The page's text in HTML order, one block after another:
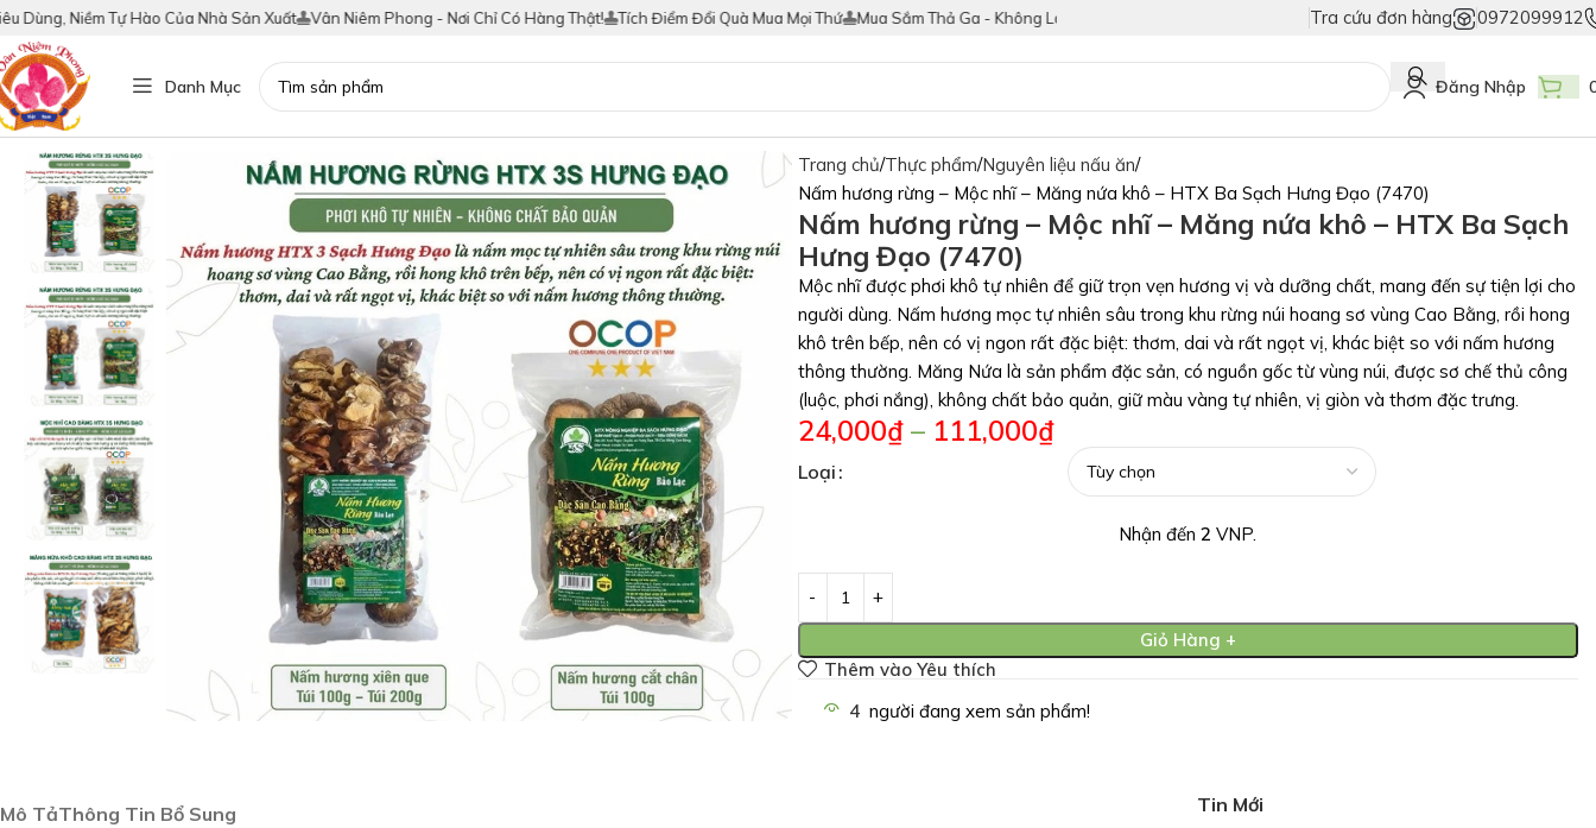
Niềm Tự Hào Của Nhà Sản Xuất Vân Niêm Phong - Nơi Chỉ Có Hàng Thật! Tích Điểm Đổi Quà Mua Mọi Thứ Mua Sắm Thả Ga - Không Lo Hàng Giả Duy Nhất Chỉ Có Tem Vân Niêm Phong - Bảo Vệ Tuyệt Đối Hàng
Tra cứu đơn hàng 0972099912
Danh Mục Đăng Nhập
Trang chủ Thực phẩm Nguyên liệu nấu ăn
Nấm hương rừng – Mộc nhĩ – Măng nứa khô – HTX Ba Sạch Hưng Đạo (7470)
Nấm hương rừng – Mộc nhĩ – Măng nứa khô – HTX Ba Sạch
Hưng Đạo (7470)
Mộc nhĩ được phơi khô tự nhiên để giữ trọn vẹn hương vị và dưỡng chất, mang đến sự tiện lợi cho
người dùng. Nấm hương mọc tự nhiên sâu trong khu rừng núi hoang sơ vùng Cao Bằng, rồi hong
khô trên bếp, nên có vị ngon rất đặc biệt: thơm, dai và rất ngọt vị, khác biệt so với nấm hương
thông thường. Măng Nứa là sản phẩm đặc sản, có nguồn gốc từ vùng núi, được sơ chế thủ công
(luộc, phơi nắng), không chất bảo quản, giữ màu vàng tự nhiên, vị giòn và thơm đặc trưng.
24,000₫– 111,000₫
Loại
Nhận đến2 VNP.
Giỏ Hàng +
Thêm vào Yêu thích
4 người đang xem sản phẩm!
Mô TảThông Tin Bổ Sung Tin Mới